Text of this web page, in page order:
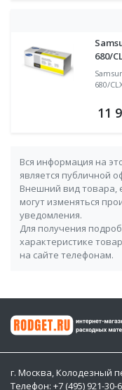
680/
680/
11
Вся информация на
является публичной
Внешний вид товара,
могут изменяться
уведомления.
Для получения
характеристике
на сайте телефонам.
г. Москва, Колодезный
Телефон: +7 (495) 921-30-